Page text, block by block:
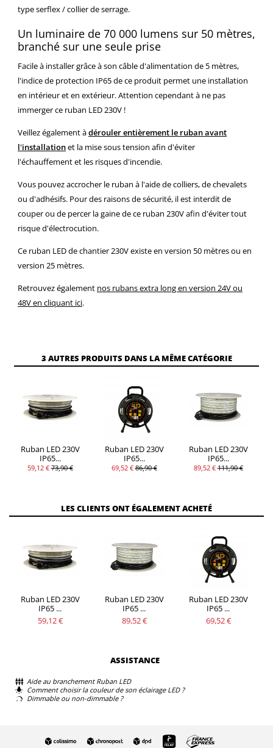
type serflex / collier de serrage.
Un luminaire de 70 000 lumens sur 50 mètres,
branché sur une seule prise
Facile à installer grâce à son câble d'alimentation de 5 mètres,
l'indice de protection IP65 de ce produit permet une installation
en intérieur et en extérieur. Attention cependant à ne pas
immerger ce ruban LED 230V !
Veillez également àdérouler entièrement le ruban avant
l'installationet la mise sous tension afin d'éviter
l'échauffement et les risques d'incendie.
Vous pouvez accrocher le ruban à l'aide de colliers, de chevalets
ou d'adhésifs. Pour des raisons de sécurité, il est interdit de
couper ou de percer la gaine de ce ruban 230V afin d'éviter tout
risque d'électrocution.
Ce ruban LED de chantier 230V existe en version 50 mètres ou en
version 25 mètres.
Retrouvez également nos rubans extra long en version 24V ou
48V en cliquant ici.
3 AUTRES PRODUITS DANS LA MÊME CATÉGORIE
Ruban LED 230V
IP65...
59,12 € 73,90 €
Ruban LED 230V
IP65...
69,52 € 86,90 €
Ruban LED 230V
IP65...
89,52 € 111,90 €
LES CLIENTS ONT ÉGALEMENT ACHETÉ
Ruban LED 230V
IP65 ...
59,12 €
Ruban LED 230V
IP65 ...
89,52 €
Ruban LED 230V
IP65 ...
69,52 €
ASSISTANCE
Aide au branchement Ruban LED
Comment choisir la couleur de son éclairage LED ?
Dimmable ou non-dimmable ?